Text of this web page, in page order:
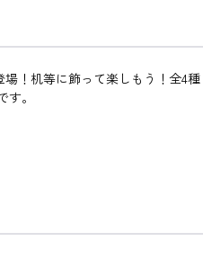
！机等に飾って楽しもう！全4種
。